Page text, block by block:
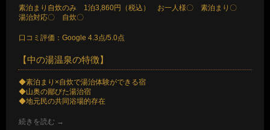
素泊まり自炊のみ 1泊3,860円（税込） お一人様〇 素泊まり〇
湯治対応〇 自炊〇
口コミ評価：Google 4.3点/5.0点
【中の湯温泉の特徴】
◆素泊まり×自炊で湯治体験ができる宿
◆山奥の鄙びた湯治宿
◆地元民の共同浴場的存在
続きを読む →